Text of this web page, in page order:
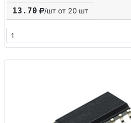
13.70 /шт от 20 шт